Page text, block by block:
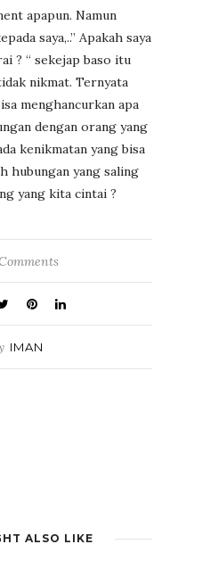
apapun. Namun
saya,..” Apakah saya
? “ sekejap baso itu
nikmat. Ternyata
menghancurkan apa
dengan orang yang
kenikmatan yang bisa
hubungan yang saling
yang kita cintai ?
IMAN
ALSO LIKE